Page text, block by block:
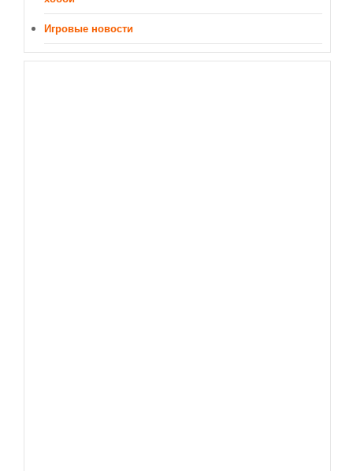
Игровые новости